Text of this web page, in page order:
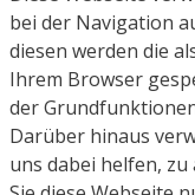
bei der Navigation
diesen werden die
Ihrem Browser
der
Darüber hinaus
uns dabei helfen,